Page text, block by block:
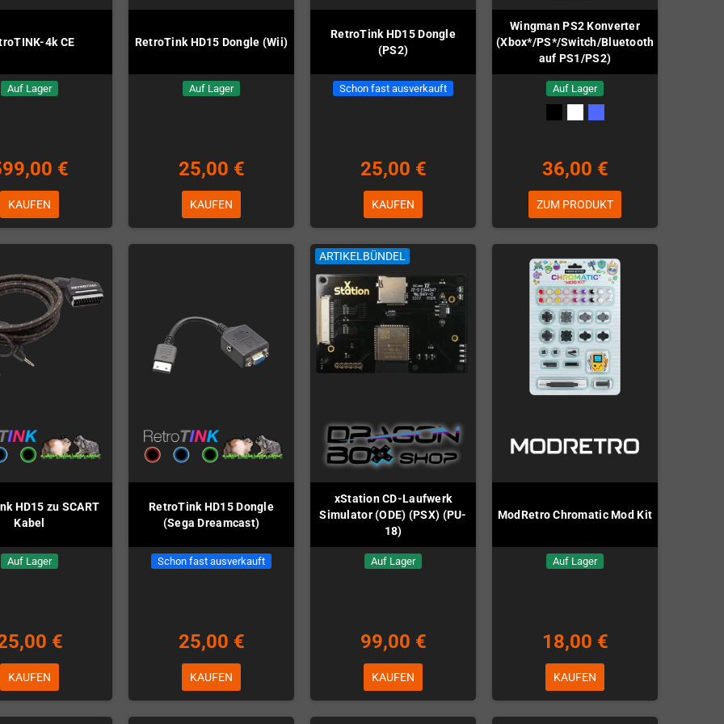
4k CE
Auf Lager
€
KAUFEN
RetroTink HD15 Dongle (Wii)
Auf Lager
25,00 €
KAUFEN
RetroTink HD15 Dongle
(PS2)
Schon fast ausverkauft
25,00 €
KAUFEN
Wingman PS2 Konverter
(Xbox*/PS*/Switch/Bluetooth
auf PS1/PS2)
Auf Lager
36,00 €
ZUM PRODUKT
HD15 zu SCART
Kabel
Auf Lager
€
KAUFEN
RetroTink HD15 Dongle
(Sega Dreamcast)
Schon fast ausverkauft
25,00 €
KAUFEN
ARTIKELBÜNDEL
xStation CD-Laufwerk
Simulator (ODE) (PSX) (PU-
18)
Auf Lager
99,00 €
KAUFEN
ModRetro Chromatic Mod Kit
Auf Lager
18,00 €
KAUFEN